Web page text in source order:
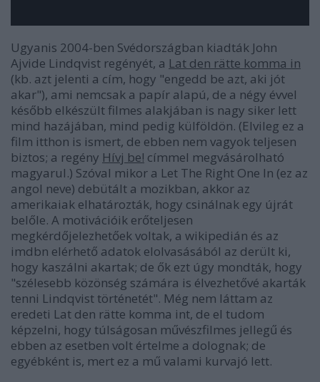
Ugyanis 2004-ben Svédországban kiadták John
Ajvide Lindqvist regényét, a Lat den rätte komma in
(kb. azt jelenti a cím, hogy "engedd be azt, aki jót
akar"), ami nemcsak a papír alapú, de a négy évvel
később elkészült filmes alakjában is nagy siker lett
mind hazájában, mind pedig külföldön. (Elvileg ez a
film itthon is ismert, de ebben nem vagyok teljesen
biztos; a regény Hívj be! címmel megvásárolható
magyarul.) Szóval mikor a Let The Right One In (ez az
angol neve) debütált a mozikban, akkor az
amerikaiak elhatározták, hogy csinálnak egy újrát
belőle. A motivációik erőteljesen
megkérdőjelezhetőek voltak, a wikipedián és az
imdbn elérhető adatok elolvasásából az derült ki,
hogy kaszálni akartak; de ők ezt úgy mondták, hogy
"szélesebb közönség számára is élvezhetővé akarták
tenni Lindqvist történetét". Még nem láttam az
eredeti Lat den rätte komma int, de el tudom
képzelni, hogy túlságosan művészfilmes jellegű és
ebben az esetben volt értelme a dolognak; de
egyébként is, mert ez a mű valami kurvajó lett.